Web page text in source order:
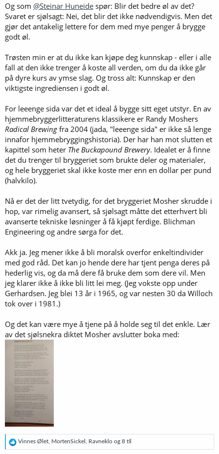
Og som @Steinar Huneide spør: Blir det bedre øl av det?
Svaret er sjølsagt: Nei, det blir det ikke nødvendigvis. Men det
gjør det antakelig lettere for dem med mye penger å brygge
godt øl.
Trøsten min er at du ikke kan kjøpe deg kunnskap - eller i alle
fall at den ikke trenger å koste all verden, om du da ikke går
på dyre kurs av ymse slag. Og tross alt: Kunnskap er den
viktigste ingrediensen i godt øl.
For leeenge sida var det et ideal å bygge sitt eget utstyr. En av
hjemmebryggerlitteraturens klassikere er Randy Moshers
Radical Brewing fra 2004 (jada, "leeenge sida" er ikke så lenge
innafor hjemmebryggingshistoria). Der har han mot slutten et
kapittel som heter The Buckapound Brewery. Idealet er å finne
det du trenger til bryggeriet som brukte deler og materialer,
og hele bryggeriet skal ikke koste mer enn en dollar per pund
(halvkilo).
Nå er det der litt tvetydig, for det bryggeriet Mosher skrudde i
hop, var rimelig avansert, så sjølsagt måtte det etterhvert bli
avanserte tekniske løsninger å få kjøpt ferdige. Blichman
Engineering og andre sørga for det.
Akk ja. Jeg mener ikke å bli moralsk overfor enkeltindivider
med god råd. Det kan jo hende dere har tjent penga deres på
hederlig vis, og da må dere få bruke dem som dere vil. Men
jeg klarer ikke å ikke bli litt lei meg. (Jeg vokste opp under
Gerhardsen. Jeg blei 13 år i 1965, og var nesten 30 da Willoch
tok over i 1981.)
Og det kan være mye å tjene på å holde seg til det enkle. Lær
av det sjølsnekra diktet Mosher avslutter boka med:
R
e
Vinnes Ølet MortenSickel Ravneklo og 8 til